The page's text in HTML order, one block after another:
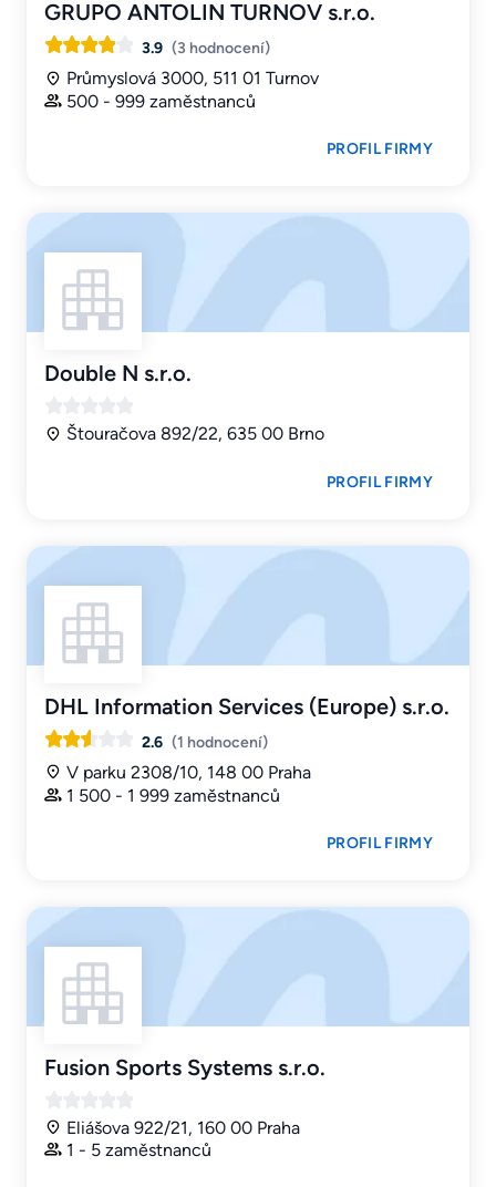
GRUPO ANTOLIN TURNOV s.r.o.
3.9 (3 hodnocení)
Průmyslová 3000, 511 01 Turnov
500 - 999 zaměstnanců
PROFIL FIRMY
Double N s.r.o.
Štouračova 892/22, 635 00 Brno
PROFIL FIRMY
DHL Information Services (Europe) s.r.o.
2.6 (1 hodnocení)
V parku 2308/10, 148 00 Praha
1 500 - 1 999 zaměstnanců
PROFIL FIRMY
Fusion Sports Systems s.r.o.
Eliášova 922/21, 160 00 Praha
1 - 5 zaměstnanců